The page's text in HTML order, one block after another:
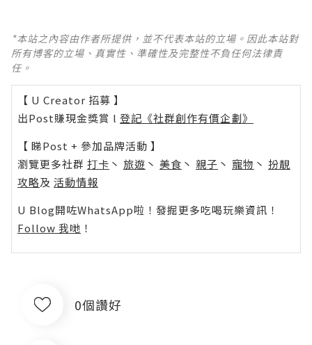
*本站之內容由作者所提供，並不代表本站的立場。因此本站對
所有博客的立場、真實性、準確性及完整性不負任何法律責
任。
【 U Creator 招募 】
出Post賺現金獎賞 l 登記《社群創作有價企劃》
【 睇Post + 參加品牌活動 】
瀏覽更多社群 打卡 丶 旅遊 丶 美食 丶 親子 丶 寵物 丶 扮靚
攻略及 活動情報
U Blog開咗WhatsApp啦！發掘更多吃喝玩樂資訊！
Follow 我哋 ！
0個讚好